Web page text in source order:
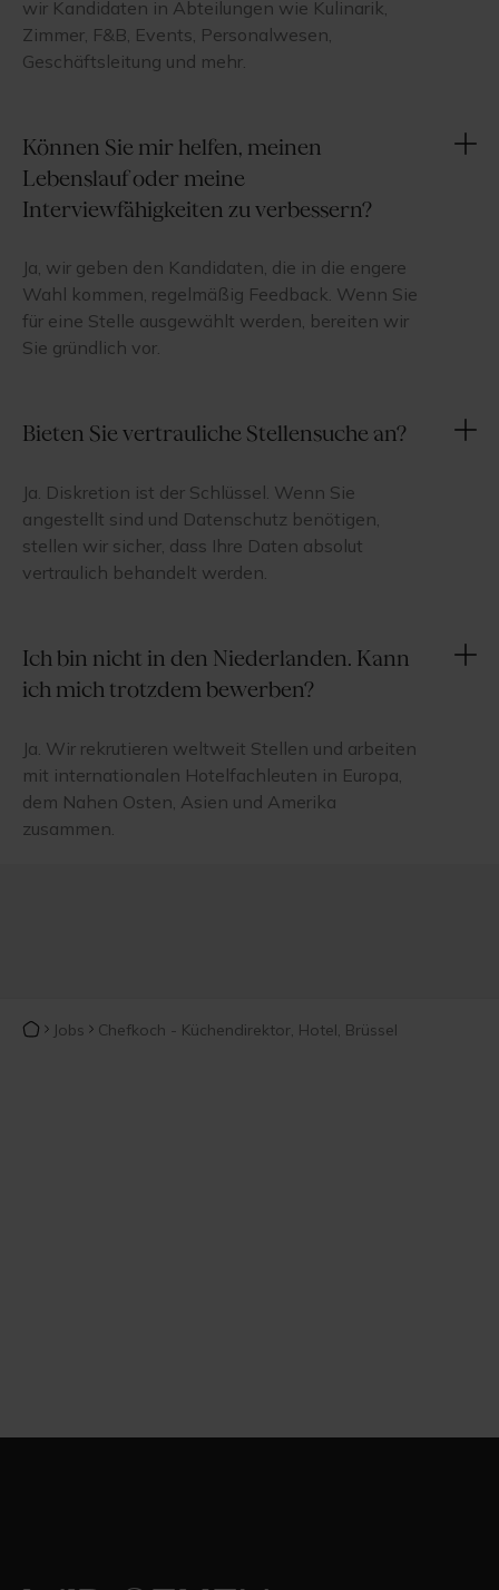
wir Kandidaten in Abteilungen wie Kulinarik,
Zimmer, F&B, Events, Personalwesen,
Geschäftsleitung und mehr.
Können Sie mir helfen, meinen
Lebenslauf oder meine
Interviewfähigkeiten zu verbessern?
Ja, wir geben den Kandidaten, die in die engere
Wahl kommen, regelmäßig Feedback. Wenn Sie
für eine Stelle ausgewählt werden, bereiten wir
Sie gründlich vor.
Bieten Sie vertrauliche Stellensuche an?
Ja. Diskretion ist der Schlüssel. Wenn Sie
angestellt sind und Datenschutz benötigen,
stellen wir sicher, dass Ihre Daten absolut
vertraulich behandelt werden.
Ich bin nicht in den Niederlanden. Kann
ich mich trotzdem bewerben?
Ja. Wir rekrutieren weltweit Stellen und arbeiten
mit internationalen Hotelfachleuten in Europa,
dem Nahen Osten, Asien und Amerika
zusammen.
Jobs Chefkoch - Küchendirektor, Hotel, Brüssel